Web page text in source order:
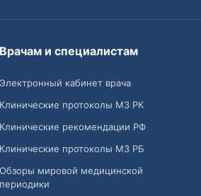
Врачам и специалистам
Электронный кабинет врача
Клинические протоколы МЗ РК
Клинические рекомендации РФ
Клинические протоколы МЗ РБ
Обзоры мировой медицинской
периодики